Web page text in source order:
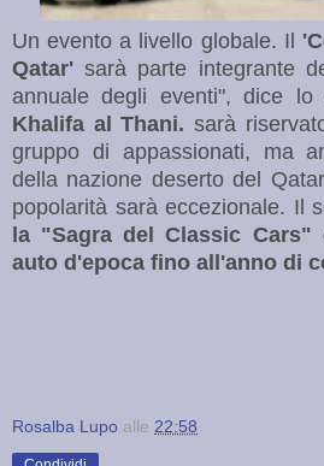
Un evento a livello globale. Il
Qatar' sarà parte integrante
annuale degli eventi", dice lo
Khalifa al Thani. sarà
gruppo di appassionati, ma
della nazione deserto del
popolarità sarà eccezionale. Il
la "Sagra del Classic
auto d'epoca fino all'anno di
Rosalba Lupo alle 22:58